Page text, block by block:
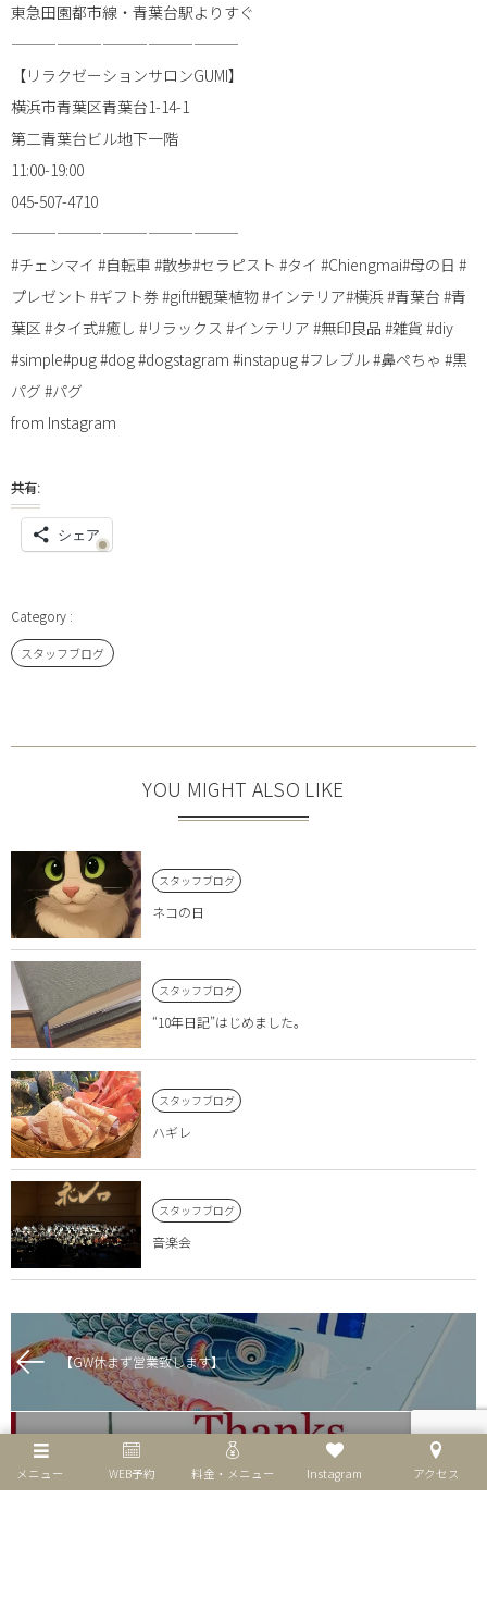
東急田園都市線・青葉台駅よりすぐ
———————————————
【リラクゼーションサロンGUMI】
横浜市青葉区青葉台1-14-1
第二青葉台ビル地下一階
11:00-19:00
045-507-4710
———————————————
#チェンマイ #自転車 #散歩#セラピスト #タイ #Chiengmai#母の日 #
プレゼント #ギフト券 #gift#観葉植物 #インテリア#横浜 #青葉台 #青
葉区 #タイ式#癒し #リラックス #インテリア #無印良品 #雑貨 #diy
#simple#pug #dog #dogstagram #instapug #フレブル #鼻ぺちゃ #黒
パグ #パグ
from Instagram
共有:
シェア
スタッフブログ
YOU MIGHT ALSO LIKE
スタッフブログ
ネコの日
スタッフブログ
“10年日記”はじめました。
スタッフブログ
ハギレ
スタッフブログ
音楽会
【GW休まず営業致します】
【マッサージギフト券】
メニュー WEB予約 料金・メニュー Instagram アクセス